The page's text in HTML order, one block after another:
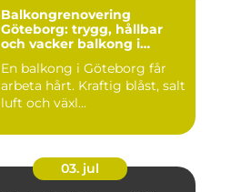
Balkongrenovering
Göteborg: trygg, hållbar
och vacker balkong i
En balkong i Göteborg får
arbeta hårt. Kraftig blåst, salt
luft och växl...
03. jul